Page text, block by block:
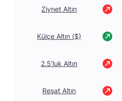
Ziynet Altın
Külçe Altın ($)
2.5'luk Altın
Reşat Altın